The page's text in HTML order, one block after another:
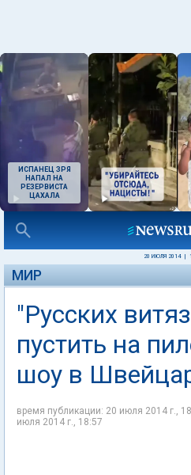
ИСПАНЕЦ ЗРЯ
НАПАЛ НА
РЕЗЕРВИСТА
ЦАХАЛА
20 ИЮЛЯ 2014
МИР
"Русских
пустить на
шоу в
время публикации: 20 июля 2014 г.,
июля 2014 г., 18:57